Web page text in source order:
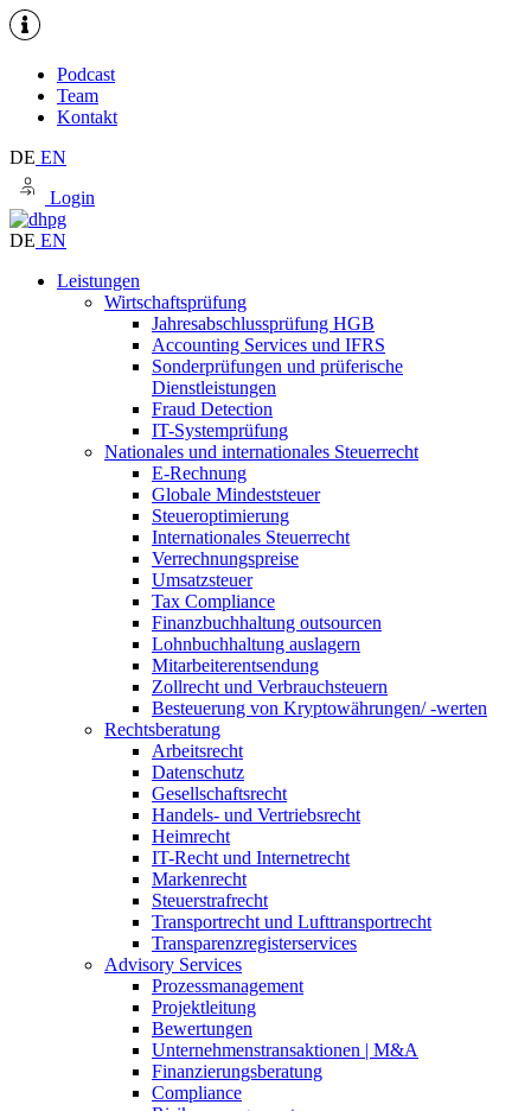
Podcast
Team
Kontakt
DE EN
Login
DE EN
Leistungen
Wirtschaftsprüfung
Jahresabschlussprüfung HGB
Accounting Services und IFRS
Sonderprüfungen und prüferische
Dienstleistungen
Fraud Detection
IT-Systemprüfung
Nationales und internationales Steuerrecht
E-Rechnung
Globale Mindeststeuer
Steueroptimierung
Internationales Steuerrecht
Verrechnungspreise
Umsatzsteuer
Tax Compliance
Finanzbuchhaltung outsourcen
Lohnbuchhaltung auslagern
Mitarbeiterentsendung
Zollrecht und Verbrauchsteuern
Besteuerung von Kryptowährungen/ -werten
Rechtsberatung
Arbeitsrecht
Datenschutz
Gesellschaftsrecht
Handels- und Vertriebsrecht
Heimrecht
IT-Recht und Internetrecht
Markenrecht
Steuerstrafrecht
Transportrecht und Lufttransportrecht
Transparenzregisterservices
Advisory Services
Prozessmanagement
Projektleitung
Bewertungen
Unternehmenstransaktionen | M&A
Finanzierungsberatung
Compliance